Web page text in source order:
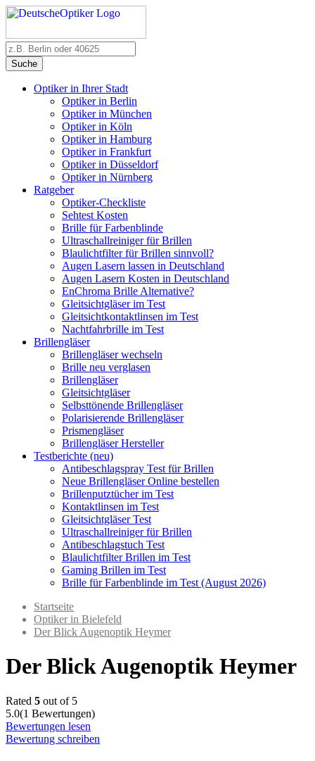
Suche
Optiker in Ihrer Stadt
Optiker in Berlin
Optiker in München
Optiker in Köln
Optiker in Hamburg
Optiker in Frankfurt
Optiker in Düsseldorf
Optiker in Nürnberg
Ratgeber
Optiker-Checkliste
Sehtest Kosten
Brille für Farbenblinde
Ultraschallreiniger für Brillen
Blaulichtfilter für Brillen sinnvoll?
Augen Lasern lassen in Deutschland
Augen Lasern Kosten in Deutschland
EnChroma Brille Alternative?
Gleitsichtgläser im Test
Gleitsichtkontaktlinsen im Test
Nachtfahrbrille im Test
Brillengläser
Brillengläser wechseln
Brille neu verglasen
Brillengläser
Gleitsichtgläser
Selbsttönende Brillengläser
Polarisierende Brillengläser
Prismengläser
Brillengläser Hersteller
Testberichte (neu)
Antibeschlagspray Test für Brillen
Neue Brillengläser Online bestellen
Brillenputztücher im Test
Kontaktlinsen im Test
Gleitsichtgläser Test
Ultraschallreiniger für Brillen
Antibeschlagstuch Test
Blaulichtfilter Brillen im Test
Gaming Brillen im Test
Brille für Farbenblinde im Test (August 2026)
Startseite
Optiker in Bielefeld
Der Blick Augenoptik Heymer
Der Blick Augenoptik Heymer
Rated 5 out of 5
5.0(1 Bewertungen)
Bewertungen lesen
Bewertung schreiben